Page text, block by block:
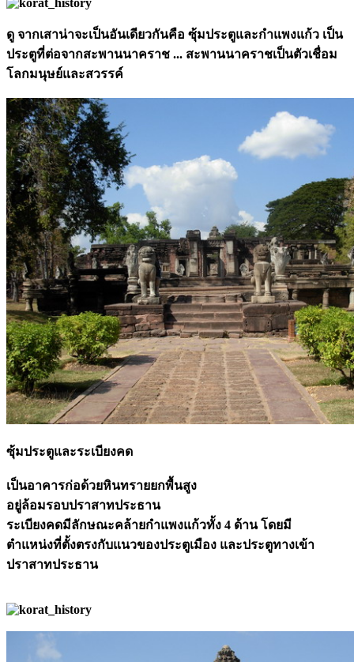
ดู จากเสาน่าจะเป็นอันเดียวกันคือ ซุ้มประตูและกำแพงแก้ว เป็น
ประตูที่ต่อจากสะพานนาคราช ... สะพานนาคราชเป็นตัวเชื่อม
โลกมนุษย์และสวรรค์
ซุ้มประตูและระเบียงคด
เป็นอาคารก่อด้วยหินทรายยกพื้นสูง
อยู่ล้อมรอบปราสาทประธาน
ระเบียงคดมีลักษณะคล้ายกำแพงแก้วทั้ง 4 ด้าน โดยมี
ตำแหน่งที่ตั้งตรงกับแนวของประตูเมือง และประตูทางเข้า
ปราสาทประธาน